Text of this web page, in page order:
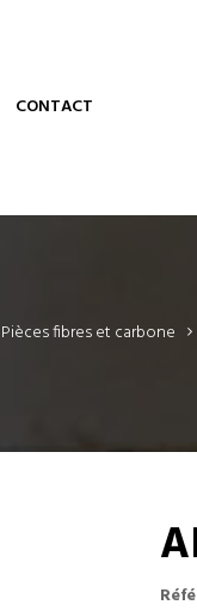
CONTACT
Pièces fibres et carbone >